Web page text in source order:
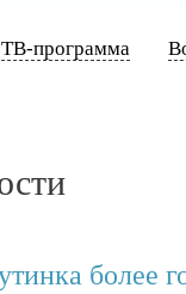
ТВ-программа
более